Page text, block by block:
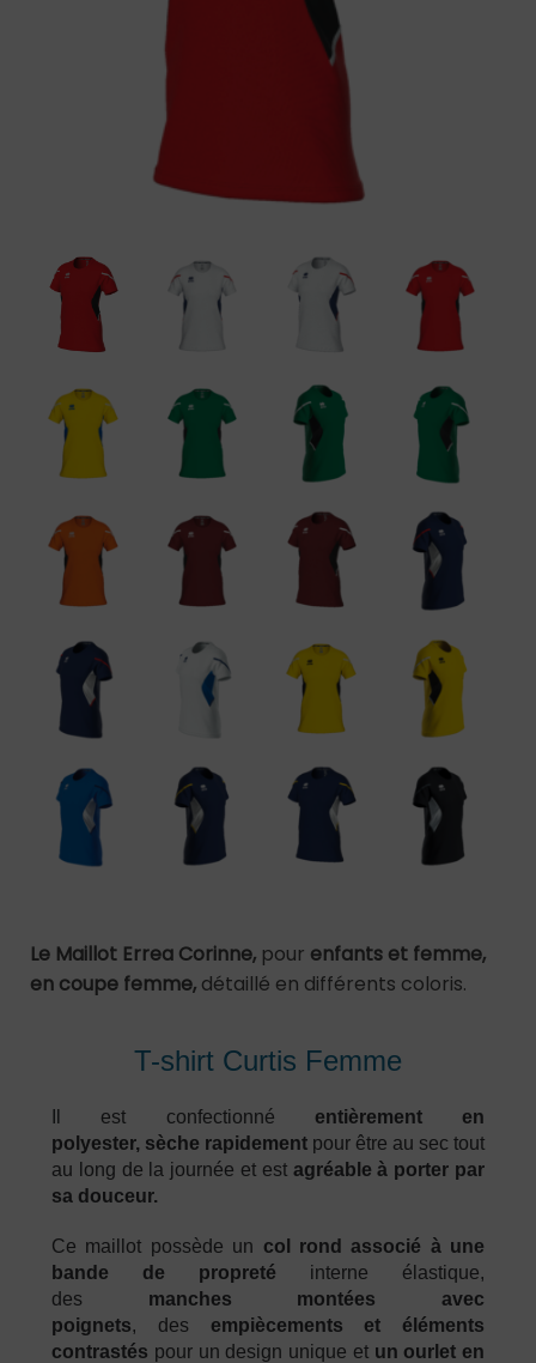
Le Maillot Errea Corinne, pour enfants et femme,
en coupe femme, détaillé en différents coloris.
T-shirt Curtis Femme
Il est confectionné entièrement en
polyester, sèche rapidement pour être au sec tout
au long de la journée et est agréable à porter par
sa douceur.
Ce maillot possède un col rond associé à une
bande de propreté interne élastique,
des manches montées avec
poignets, des empiècements et éléments
contrastés pour un design unique et un ourlet en